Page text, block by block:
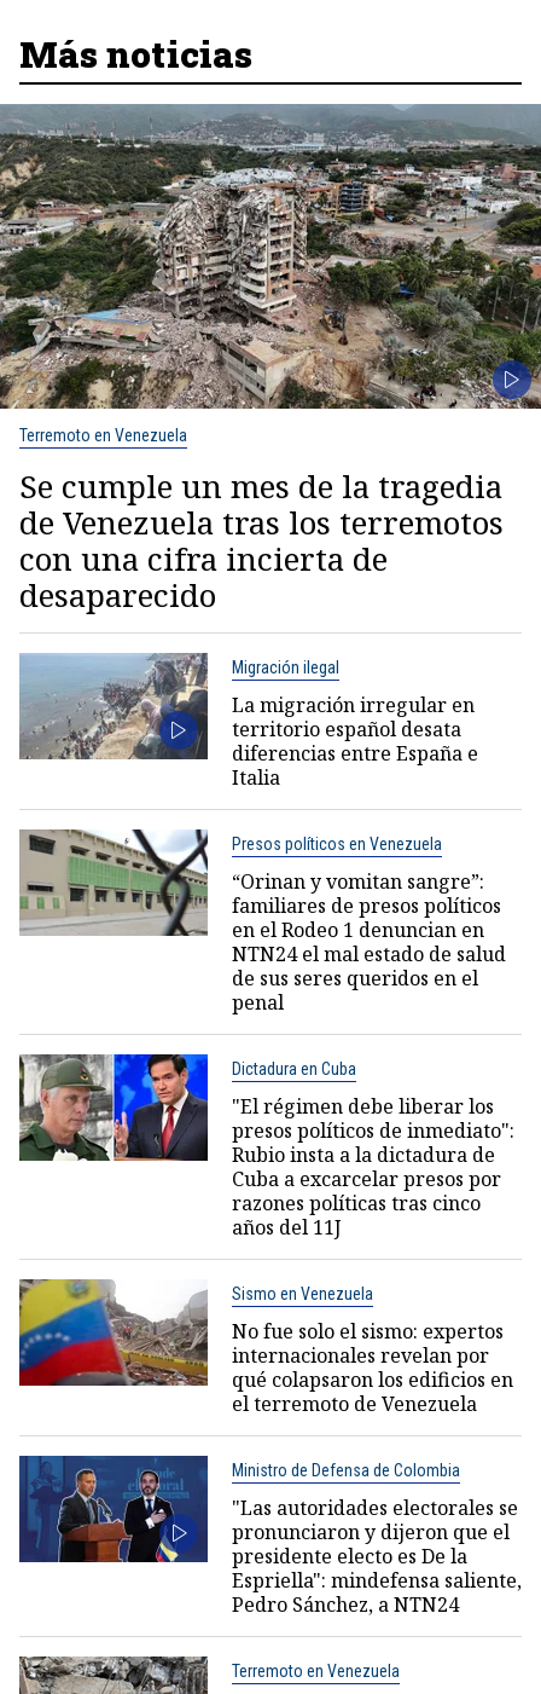
Más noticias
Terremoto en Venezuela
Se cumple un mes de la tragedia
de Venezuela tras los terremotos
con una cifra incierta de
desaparecido
Migración ilegal
La migración irregular en
territorio español desata
diferencias entre España e
Italia
Presos políticos en Venezuela
“Orinan y vomitan sangre”:
familiares de presos políticos
en el Rodeo 1 denuncian en
NTN24 el mal estado de salud
de sus seres queridos en el
penal
Dictadura en Cuba
"El régimen debe liberar los
presos políticos de inmediato":
Rubio insta a la dictadura de
Cuba a excarcelar presos por
razones políticas tras cinco
años del 11J
Sismo en Venezuela
No fue solo el sismo: expertos
internacionales revelan por
qué colapsaron los edificios en
el terremoto de Venezuela
Ministro de Defensa de Colombia
"Las autoridades electorales se
pronunciaron y dijeron que el
presidente electo es De la
Espriella": mindefensa saliente,
Pedro Sánchez, a NTN24
Terremoto en Venezuela